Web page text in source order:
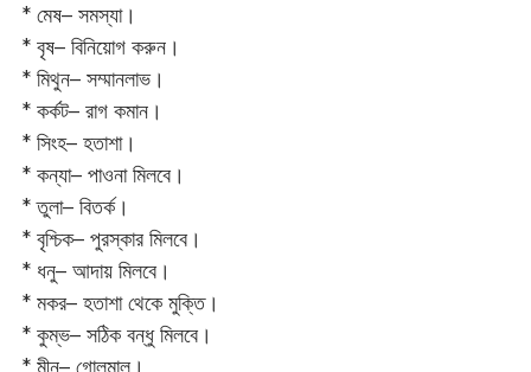
* মেষ– সমস্যা।
* বৃষ– বিনিয়োগ করুন।
* মিথুন– সম্মানলাভ।
* কর্কট– রাগ কমান।
* সিংহ– হতাশা।
* কন্যা– পাওনা মিলবে।
* তুলা– বিতর্ক।
* বৃশ্চিক– পুরস্কার মিলবে।
* ধনু– আদায় মিলবে।
* মকর– হতাশা থেকে মুক্তি।‌
* কুম্ভ– সঠিক বন্ধু মিলবে।
* মীন– গোলমাল।‌‌‌‌‌‌‌‌‌‌‌‌‌‌‌‌‌‌‌‌‌‌‌‌‌‌‌‌‌‌‌‌‌‌‌‌‌‌‌‌‌‌‌‌‌‌‌‌